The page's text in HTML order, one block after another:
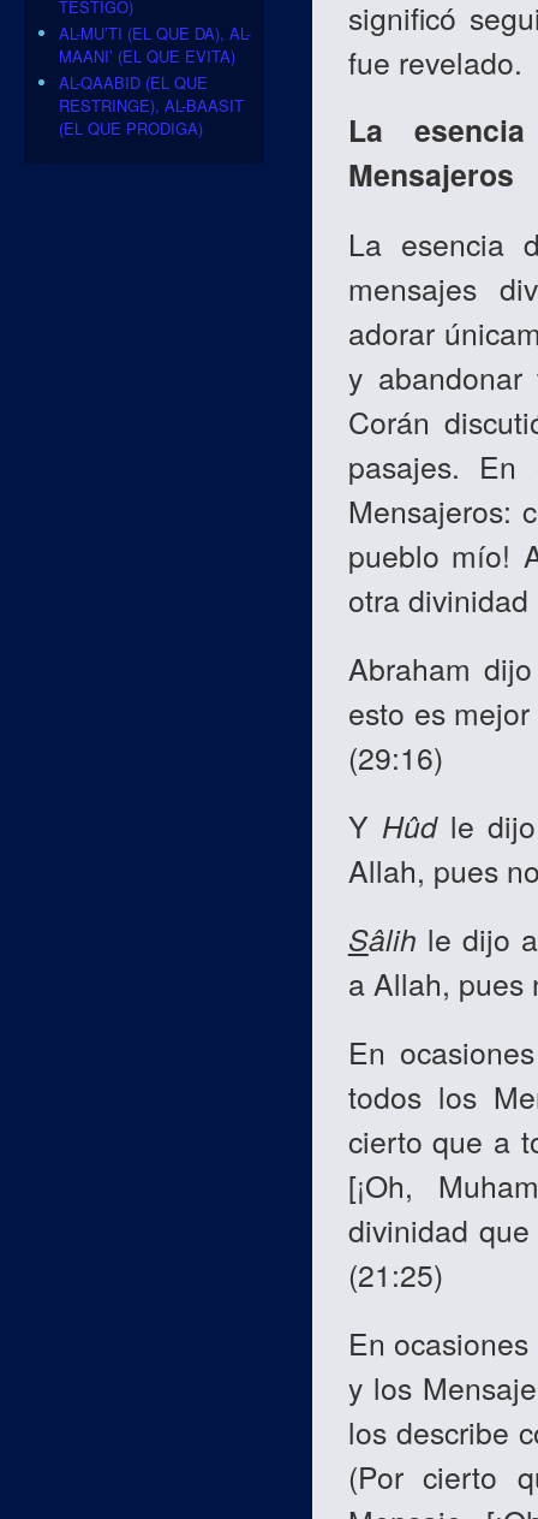
significó
fue revelado.
La
Mensajeros
La esencia
mensajes
adorar
y
Corán
pasajes. En
Mensajeros:
pueblo mío!
otra
Abraham
esto es
(29:16)
Y Hûdle dijo
Allah, pues
Sâlih le dijo
a Allah, pues
En
todos los
cierto que a
[¡Oh,
divinidad
(21:25)
En
y los
los describe
(Por cierto
TESTIGO)
AL-MU’TI (EL QUE DA), AL-
MAANI’ (EL QUE EVITA)
AL-QAABID (EL QUE
RESTRINGE), AL-BAASIT
(EL QUE PRODIGA)